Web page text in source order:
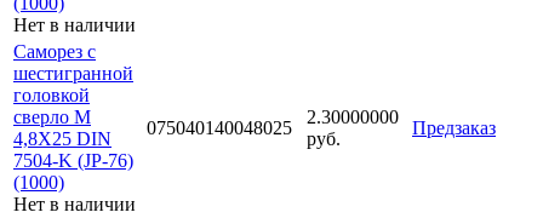
Нет в наличии
Саморез с
шестигранной
головкой
сверло М
4,8Х25 DIN
7504-K (JP-76)
(1000)
Нет в наличии
075040140048025
2.30000000
руб.
Предзаказ